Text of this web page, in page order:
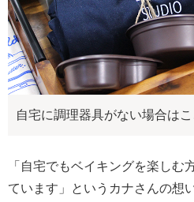
自宅に調理器具がない場合は
「自宅でもベイキングを楽しむ
ています」というカナさんの想